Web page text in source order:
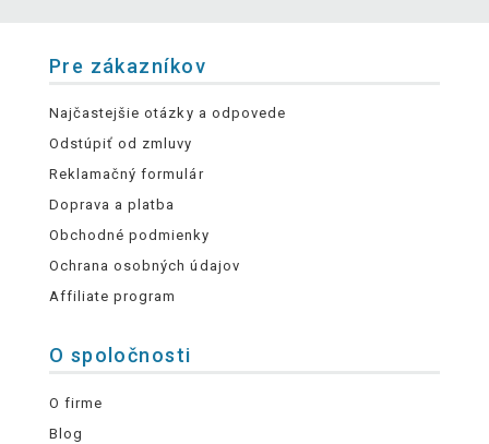
Pre zákazníkov
Najčastejšie otázky a odpovede
Odstúpiť od zmluvy
Reklamačný formulár
Doprava a platba
Obchodné podmienky
Ochrana osobných údajov
Affiliate program
O spoločnosti
O firme
Blog